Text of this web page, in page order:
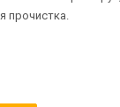
прочистка.